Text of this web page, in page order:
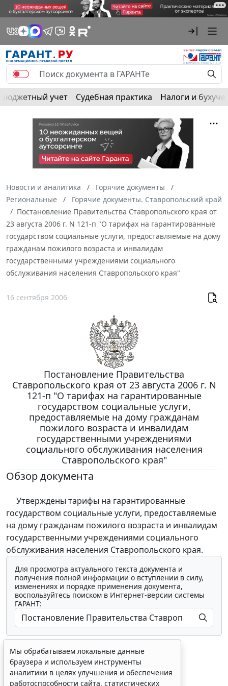
Бюджетный учет Судебная практика Налоги и
Новости и аналитика
Горячие документы
Региональные
Горячие документы. Ставропольский край
Постановление Правительства Ставропольского края от
23 августа 2006 г. N 121-п "О тарифах на гарантированные
государством социальные услуги, предоставляемые на дому
гражданам пожилого возраста и инвалидам
государственными учреждениями социального
обслуживания населения Ставропольского края"
16 сентября 2006
Постановление Правительства
Ставропольского края от 23 августа 2006 г. N
121-п "О тарифах на гарантированные
государством социальные услуги,
предоставляемые на дому гражданам
пожилого возраста и инвалидам
государственными учреждениями
социального обслуживания населения
Ставропольского края"
Обзор документа
Утверждены тарифы на гарантированные
государством социальные услуги, предоставляемые
на дому гражданам пожилого возраста и инвалидам
государственными учреждениями социального
обслуживания населения Ставропольского края.
Для просмотра актуального текста документа и
получения полной информации о вступлении в силу,
изменениях и порядке применения документа,
воспользуйтесь поиском в Интернет-версии системы
ГАРАНТ:
Мы обрабатываем локальные данные
браузера и используем инструменты
аналитики в целях улучшения и обеспечения
работоспособности сайта, статистических